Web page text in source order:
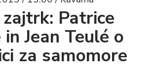
Patrice
Jean Teulé o
za samomore